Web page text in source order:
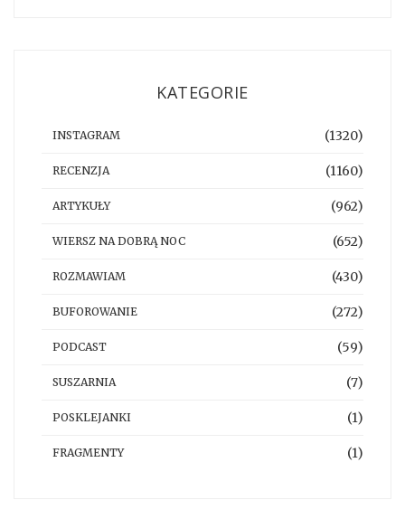
KATEGORIE
INSTAGRAM (1320)
RECENZJA (1160)
ARTYKUŁY (962)
WIERSZ NA DOBRĄ NOC (652)
ROZMAWIAM (430)
BUFOROWANIE (272)
PODCAST (59)
SUSZARNIA (7)
POSKLEJANKI (1)
FRAGMENTY (1)